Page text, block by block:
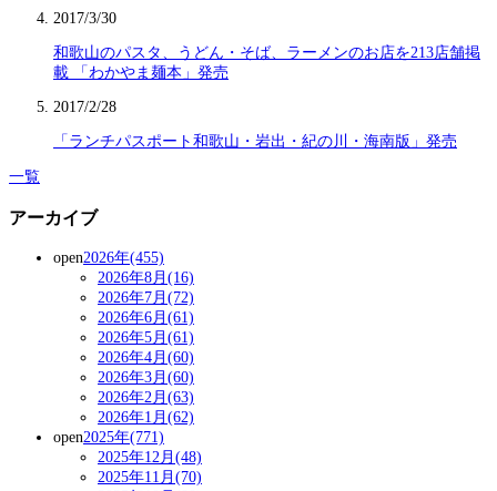
2017/3/30
和歌山のパスタ、うどん・そば、ラーメンのお店を213店舗掲
載 「わかやま麺本」発売
2017/2/28
「ランチパスポート和歌山・岩出・紀の川・海南版」発売
一覧
アーカイブ
open2026年(455)
2026年8月(16)
2026年7月(72)
2026年6月(61)
2026年5月(61)
2026年4月(60)
2026年3月(60)
2026年2月(63)
2026年1月(62)
open2025年(771)
2025年12月(48)
2025年11月(70)